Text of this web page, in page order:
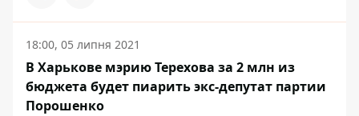
18:00, 05 липня 2021
В Харькове мэрию Терехова за 2 млн из
бюджета будет пиарить экс-депутат партии
Порошенко